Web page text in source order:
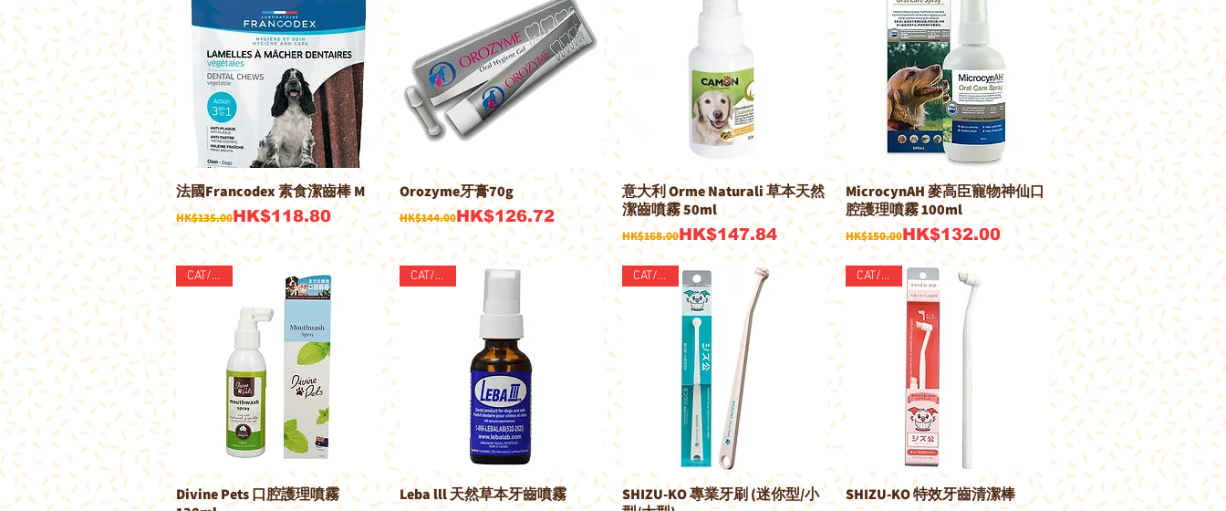
快速瀏覽
法國Francodex 素食潔齒棒 M
一般價格
HK$135.00
促銷價格HK$118.80
快速瀏覽
Orozyme牙膏70g
一般價格
HK$144.00
促銷價格HK$126.72
快速瀏覽
意大利 Orme Naturali 草本天然
潔齒噴霧 50ml
一般價格
HK$168.00
促銷價格 HK$147.84
快速瀏覽
MicrocynAH 麥高臣寵物神仙口
腔護理噴霧 100ml
一般價格
HK$150.00
促銷價格HK$132.00
快速瀏覽
CAT/DOG
Divine Pets 口腔護理噴霧
快速瀏覽
CAT/DOG
Leba lll 天然草本牙齒噴霧 快速瀏覽
CAT/DOG
SHIZU-KO 專業牙刷 (迷你型/小
快速瀏覽
CAT/DOG
SHIZU-KO 特效牙齒清潔棒